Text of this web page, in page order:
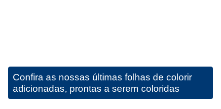
Confira as nossas últimas folhas de colorir
adicionadas, prontas a serem coloridas